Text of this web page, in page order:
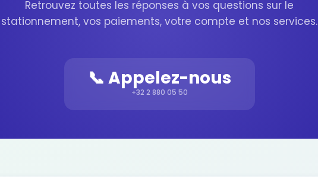
Retrouvez toutes les réponses à vos questions sur le
stationnement, vos paiements, votre compte et nos services.
📞 Appelez-nous
+32 2 880 05 50